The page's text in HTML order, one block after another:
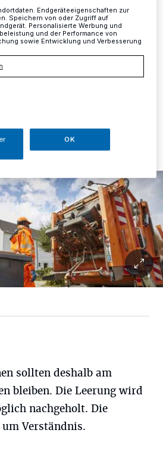
ausgefallen ist, konnten die
Baubetriebshofs am
die Biotonnen im Bezirk
leeren.
sollten deshalb am
bleiben. Die Leerung wird
nachgeholt. Die
Verständnis.
Endgeräteeigenschaften zur
Speichern von oder Zugriff auf
Personalisierte Werbung und
und der Performance von
sowie Entwicklung und Verbesserung
OK